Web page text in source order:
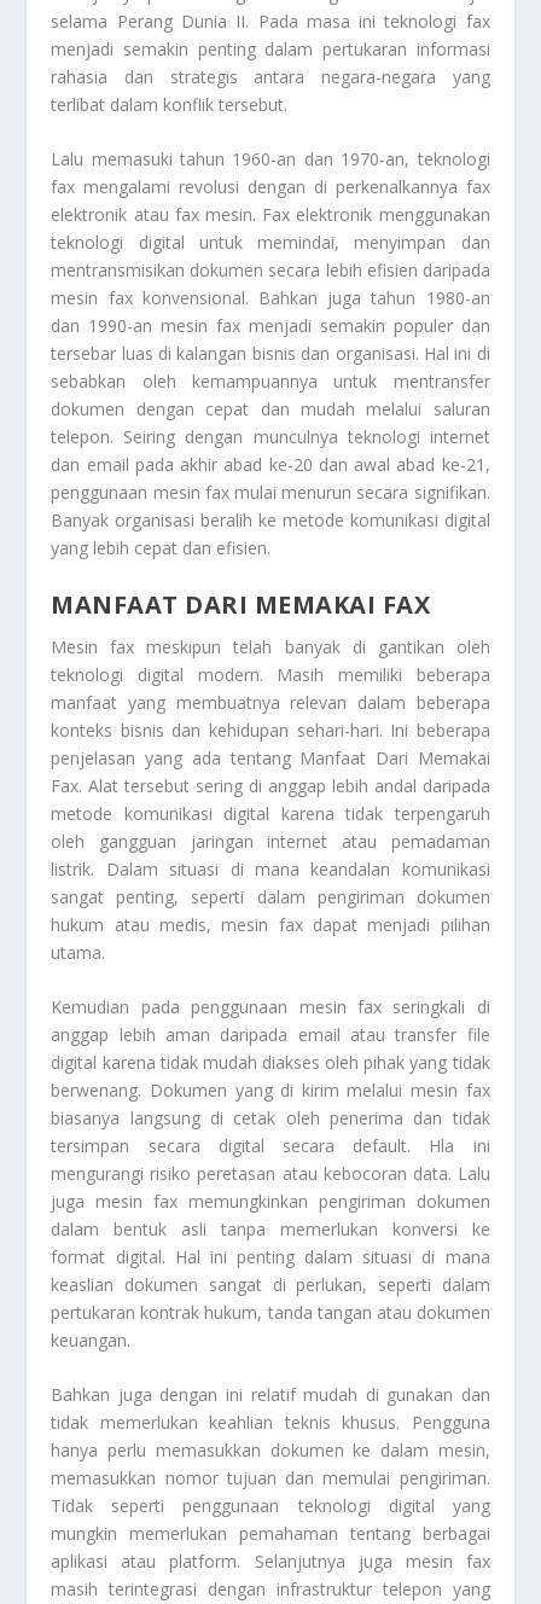
selama Perang Dunia II. Pada masa ini teknologi fax
menjadi semakin penting dalam pertukaran informasi
rahasia dan strategis antara negara-negara yang
terlibat dalam konflik tersebut.
Lalu memasuki tahun 1960-an dan 1970-an, teknologi
fax mengalami revolusi dengan di perkenalkannya fax
elektronik atau fax mesin. Fax elektronik menggunakan
teknologi digital untuk memindai, menyimpan dan
mentransmisikan dokumen secara lebih efisien daripada
mesin fax konvensional. Bahkan juga tahun 1980-an
dan 1990-an mesin fax menjadi semakin populer dan
tersebar luas di kalangan bisnis dan organisasi. Hal ini di
sebabkan oleh kemampuannya untuk mentransfer
dokumen dengan cepat dan mudah melalui saluran
telepon. Seiring dengan munculnya teknologi internet
dan email pada akhir abad ke-20 dan awal abad ke-21,
penggunaan mesin fax mulai menurun secara signifikan.
Banyak organisasi beralih ke metode komunikasi digital
yang lebih cepat dan efisien.
MANFAAT DARI MEMAKAI FAX
Mesin fax meskipun telah banyak di gantikan oleh
teknologi digital modern. Masih memiliki beberapa
manfaat yang membuatnya relevan dalam beberapa
konteks bisnis dan kehidupan sehari-hari. Ini beberapa
penjelasan yang ada tentang Manfaat Dari Memakai
Fax. Alat tersebut sering di anggap lebih andal daripada
metode komunikasi digital karena tidak terpengaruh
oleh gangguan jaringan internet atau pemadaman
listrik. Dalam situasi di mana keandalan komunikasi
sangat penting, seperti dalam pengiriman dokumen
hukum atau medis, mesin fax dapat menjadi pilihan
utama.
Kemudian pada penggunaan mesin fax seringkali di
anggap lebih aman daripada email atau transfer file
digital karena tidak mudah diakses oleh pihak yang tidak
berwenang. Dokumen yang di kirim melalui mesin fax
biasanya langsung di cetak oleh penerima dan tidak
tersimpan secara digital secara default. Hla ini
mengurangi risiko peretasan atau kebocoran data. Lalu
juga mesin fax memungkinkan pengiriman dokumen
dalam bentuk asli tanpa memerlukan konversi ke
format digital. Hal ini penting dalam situasi di mana
keaslian dokumen sangat di perlukan, seperti dalam
pertukaran kontrak hukum, tanda tangan atau dokumen
keuangan.
Bahkan juga dengan ini relatif mudah di gunakan dan
tidak memerlukan keahlian teknis khusus. Pengguna
hanya perlu memasukkan dokumen ke dalam mesin,
memasukkan nomor tujuan dan memulai pengiriman.
Tidak seperti penggunaan teknologi digital yang
mungkin memerlukan pemahaman tentang berbagai
aplikasi atau platform. Selanjutnya juga mesin fax
masih terintegrasi dengan infrastruktur telepon yang